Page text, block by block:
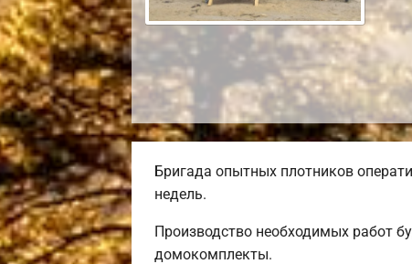
Бригада опытных плотников
недель.
Производство необходимых работ
домокомплекты.